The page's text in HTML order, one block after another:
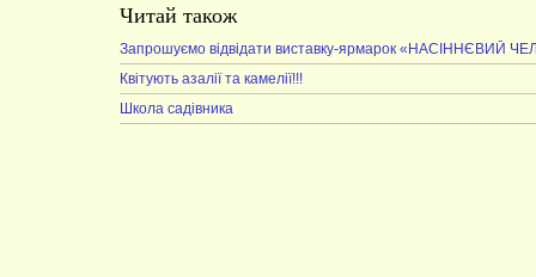
Читай також
Запрошуємо відвідати виставку-ярмарок «НАСІННЄВИЙ
Квітують азалії та камелії!!!
Школа садівника